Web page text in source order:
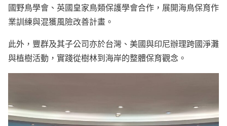
國野鳥學會、英國皇家鳥類保護學會合作，展開海鳥保育作
業訓練與混獲風險改善計畫。
此外，豐群及其子公司亦於台灣、美國與印尼辦理跨國淨灘
與植樹活動，實踐從樹林到海岸的整體保育觀念。